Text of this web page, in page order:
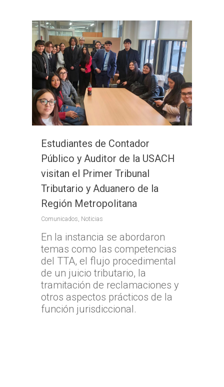
Estudiantes de Contador
Público y Auditor de la USACH
visitan el Primer Tribunal
Tributario y Aduanero de la
Región Metropolitana
Comunicados, Noticias
En la instancia se abordaron
temas como las competencias
del TTA, el flujo procedimental
de un juicio tributario, la
tramitación de reclamaciones y
otros aspectos prácticos de la
función jurisdiccional.
Inicio
TTA
Estadísticas TTA
TTA Transparente
Solicitud de acceso a la
información
Qué reclamar
Procedimientos y
Reclamación
Cómo presentar un
Actividad TTA
Normativa
Jurisprudencia
Sentencias Definitivas
Tribunales por
Zona Norte
TTA de la Región de
Zona Centro
Noticias
Fallos Relevantes